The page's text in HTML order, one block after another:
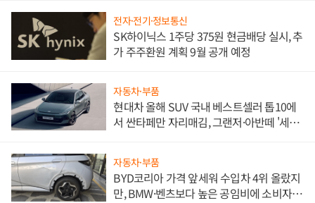
전자·전기·정보통신
SK하이닉스 1주당 375원 현금배당 실시, 추
가 주주환원 계획 9월 공개 예정
자동차·부품
현대차 올해 SUV 국내 베스트셀러 톱10에
서 싼타페만 자리매김, 그랜저·아반떼 '세단
자동차·부품
BYD코리아 가격 앞세워 수입차 4위 올랐지
만, BMW·벤츠보다 높은 공임비에 소비자